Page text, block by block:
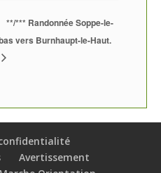
**/*** Randonnée Soppe-le-
vers Burnhaupt-le-Haut.
Avertissement